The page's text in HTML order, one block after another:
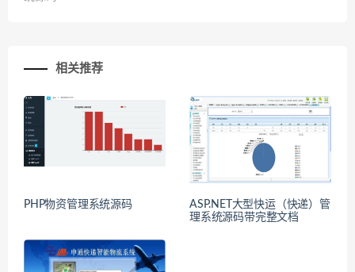
相关推荐
PHP物资管理系统源码
ASP.NET大型快运（快递）管
理系统源码带完整文档